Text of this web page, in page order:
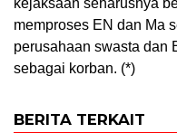
kejaksaan seharusnya
memproses EN dan Ma
perusahaan swasta dan
sebagai korban. (*)
BERITA TERKAIT